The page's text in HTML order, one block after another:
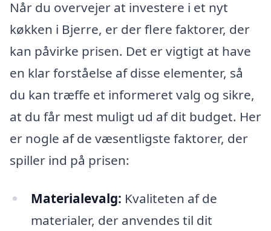
Når du overvejer at investere i et nyt
køkken i Bjerre, er der flere faktorer, der
kan påvirke prisen. Det er vigtigt at have
en klar forståelse af disse elementer, så
du kan træffe et informeret valg og sikre,
at du får mest muligt ud af dit budget. Her
er nogle af de væsentligste faktorer, der
spiller ind på prisen:
Materialevalg: Kvaliteten af de
materialer, der anvendes til dit